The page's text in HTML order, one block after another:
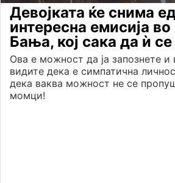
Девојката ќе снима
интересна емисија
Бања, кој сака да ѝ се
Ова е можност да ја запознете и
видите дека е симпатична
дека ваква можност не се
момци!